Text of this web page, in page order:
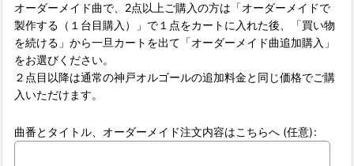
オーダーメイド曲で、2点以上ご購入の方は「オーダーメイドで
製作する（１台目購入）」で１点をカートに入れた後、「買い物
を続ける」から一旦カートを出て「オーダーメイド曲追加購入」
をお選びください。
２点目以降は通常の神戸オルゴールの追加料金と同じ価格でご購
入いただけます。
曲番とタイトル、オーダーメイド注文内容はこちらへ (任意):